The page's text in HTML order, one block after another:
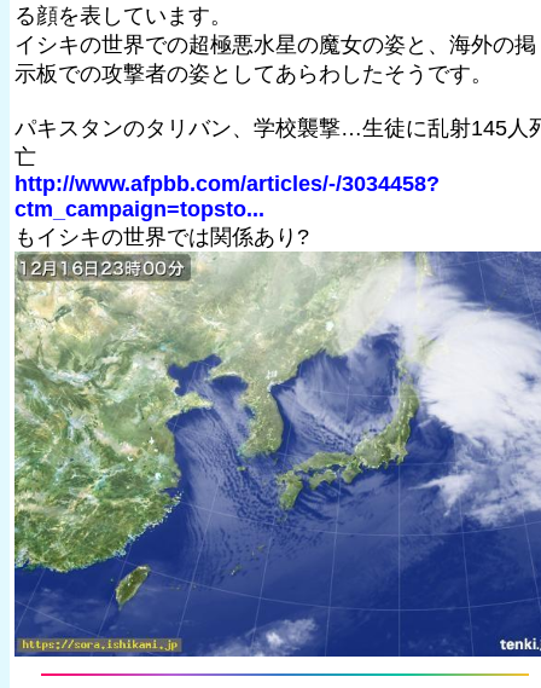
る顔を表しています。
イシキの世界での超極悪水星の魔女の姿と、海外の掲
示板での攻撃者の姿としてあらわしたそうです。
パキスタンのタリバン、学校襲撃…生徒に乱射145人
亡
http://www.afpbb.com/articles/-/3034458?
ctm_campaign=topsto...
もイシキの世界では関係あり?